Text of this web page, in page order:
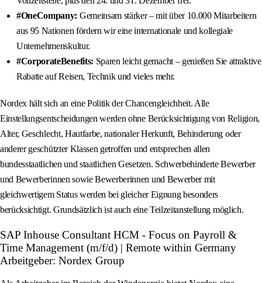
#OneCompany: Gemeinsam stärker – mit über 10.000 Mitarbeitern
aus 95 Nationen fördern wir eine internationale und kollegiale
Unternehmenskultur.
#CorporateBenefits: Sparen leicht gemacht – genießen Sie attraktive
Rabatte auf Reisen, Technik und vieles mehr.
Nordex hält sich an eine Politik der Chancengleichheit. Alle
Einstellungsentscheidungen werden ohne Berücksichtigung von Religion,
Alter, Geschlecht, Hautfarbe, nationaler Herkunft, Behinderung oder
anderer geschützter Klassen getroffen und entsprechen allen
bundesstaatlichen und staatlichen Gesetzen. Schwerbehinderte Bewerber
und Bewerberinnen sowie Bewerberinnen und Bewerber mit
gleichwertigem Status werden bei gleicher Eignung besonders
berücksichtigt. Grundsätzlich ist auch eine Teilzeitanstellung möglich.
SAP Inhouse Consultant HCM - Focus on Payroll &
Time Management (m/f/d) | Remote within Germany
Arbeitgeber: Nordex Group